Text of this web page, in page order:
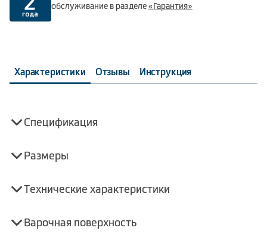
обслуживание в разделе«Гарантия»
Характеристики Отзывы Инструкция
Спецификация
Размеры
Технические характеристики
Варочная поверхность